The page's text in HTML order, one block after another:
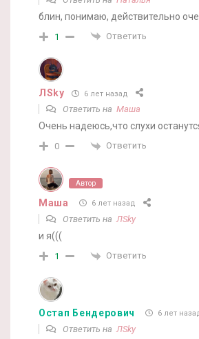
блин, понимаю, действительно
1 Ответить
ЛSky 6 лет назад
Ответить на Маша
Очень надеюсь,что слухи
0 Ответить
Автор
Маша 6 лет назад
Ответить на ЛSky
и я(((
1 Ответить
Остап Бендерович 6 лет
Ответить на ЛSky